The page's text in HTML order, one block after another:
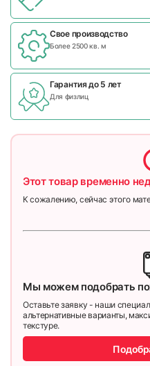
Свое производство
Более 2500 кв. м
Гарантия до 5 лет
Для физлиц
Этот товар временно
К сожалению, сейчас этого
Мы можем подобрать
Оставьте заявку - наши
альтернативные варианты,
текстуре.